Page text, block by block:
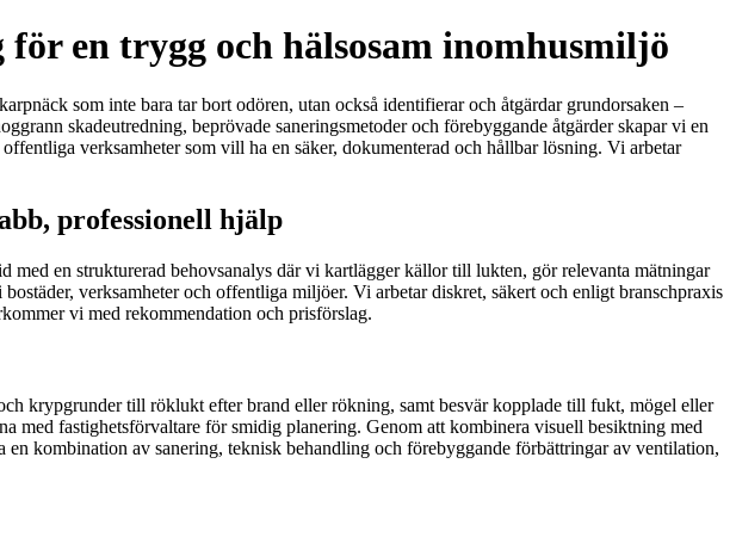
en trygg och hälsosam inomhusmiljö
som inte bara tar bort odören, utan också identifierar och åtgärdar grundorsaken –
skadeutredning, beprövade saneringsmetoder och förebyggande åtgärder skapar vi en
verksamheter som vill ha en säker, dokumenterad och hållbar lösning. Vi arbetar
professionell hjälp
en strukturerad behovsanalys där vi kartlägger källor till lukten, gör relevanta mätningar
verksamheter och offentliga miljöer. Vi arbetar diskret, säkert och enligt branschpraxis
vi med rekommendation och prisförslag.
krypgrunder till röklukt efter brand eller rökning, samt besvär kopplade till fukt, mögel eller
med fastighetsförvaltare för smidig planering. Genom att kombinera visuell besiktning med
kombination av sanering, teknisk behandling och förebyggande förbättringar av ventilation,